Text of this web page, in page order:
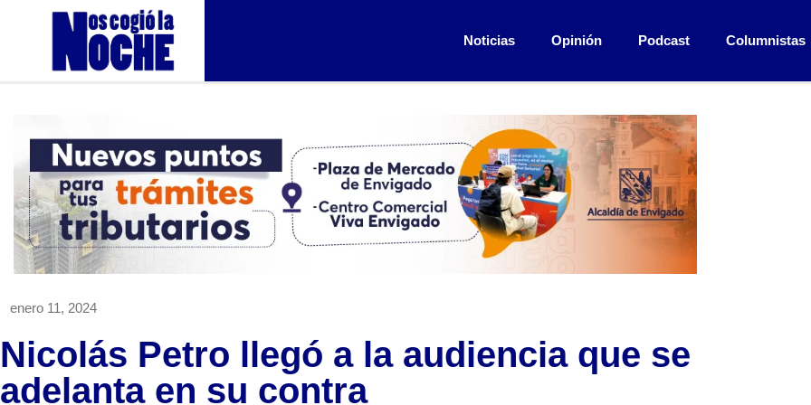
Noticias Opinión Podcast Columnistas
enero 11, 2024
Nicolás Petro llegó a la audiencia que se
adelanta en su contra